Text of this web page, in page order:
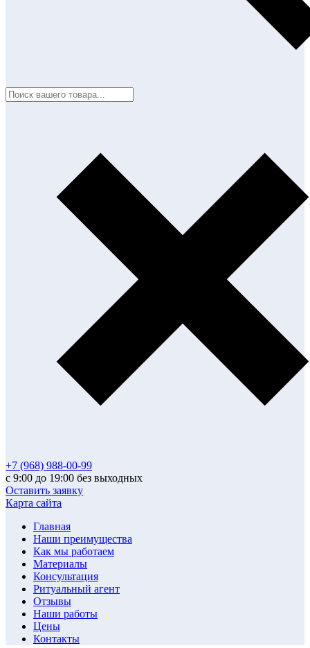
+7 (968) 988-00-99
с 9:00 до 19:00 без выходных
Оставить заявку
Карта сайта
Главная
Наши преимущества
Как мы работаем
Материалы
Консультация
Ритуальный агент
Отзывы
Наши работы
Цены
Контакты